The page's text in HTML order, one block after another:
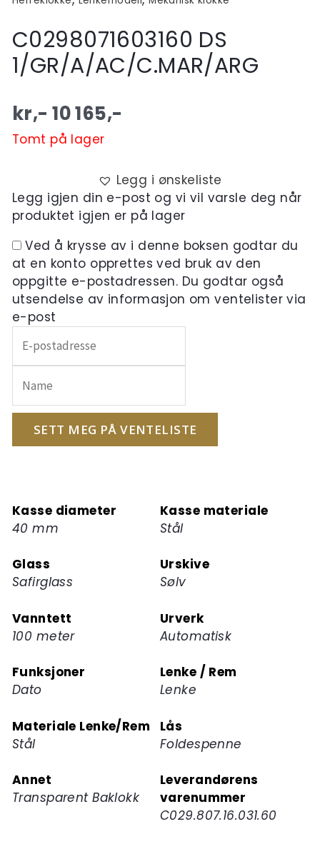
C0298071603160 DS
1/GR/A/AC/C.MAR/ARG
kr,- 10 165,-
Tomt på lager
Legg i ønskeliste
Legg igjen din e-post og vi vil varsle deg når
produktet igjen er på lager
Ved å krysse av i denne boksen godtar du
at en konto opprettes ved bruk av den
oppgitte e-postadressen. Du godtar også
utsendelse av informasjon om ventelister via
e-post
inn
e-
postadressen
din
ventelisten
for
produktet
SETT MEG PÅ VENTELISTE
Kasse diameter
40 mm
Kasse materiale
Stål
Glass
Safirglass
Urskive
Sølv
Vanntett
100 meter
Urverk
Automatisk
Funksjoner
Dato
Lenke / Rem
Lenke
Materiale Lenke/Rem
Stål
Lås
Foldespenne
Annet
Transparent Baklokk
Leverandørens
varenummer
C029.807.16.031.60